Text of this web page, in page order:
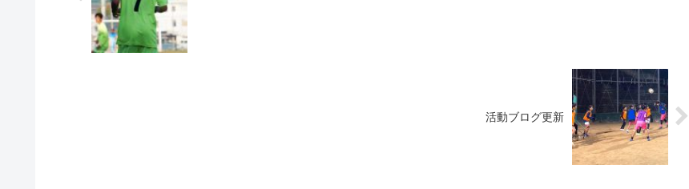
活動ブログ更新